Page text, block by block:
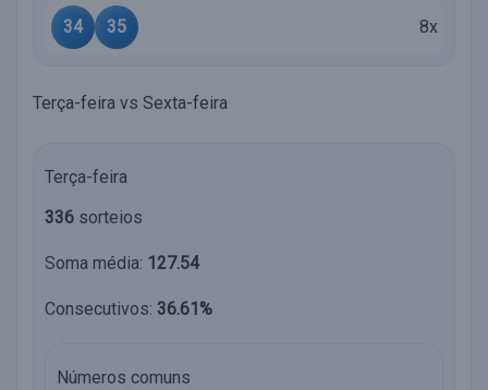
34 35 8x
Terça-feira vs Sexta-feira
Terça-feira
336 sorteios
Soma média: 127.54
Consecutivos: 36.61%
Números comuns